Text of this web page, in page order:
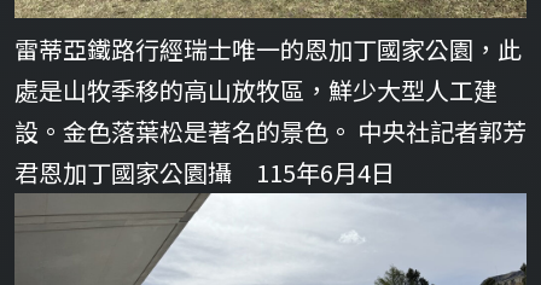
雷蒂亞鐵路行經瑞士唯一的恩加丁國家公園，此
處是山牧季移的高山放牧區，鮮少大型人工建
設。金色落葉松是著名的景色。 中央社記者郭芳
君恩加丁國家公園攝 115年6月4日